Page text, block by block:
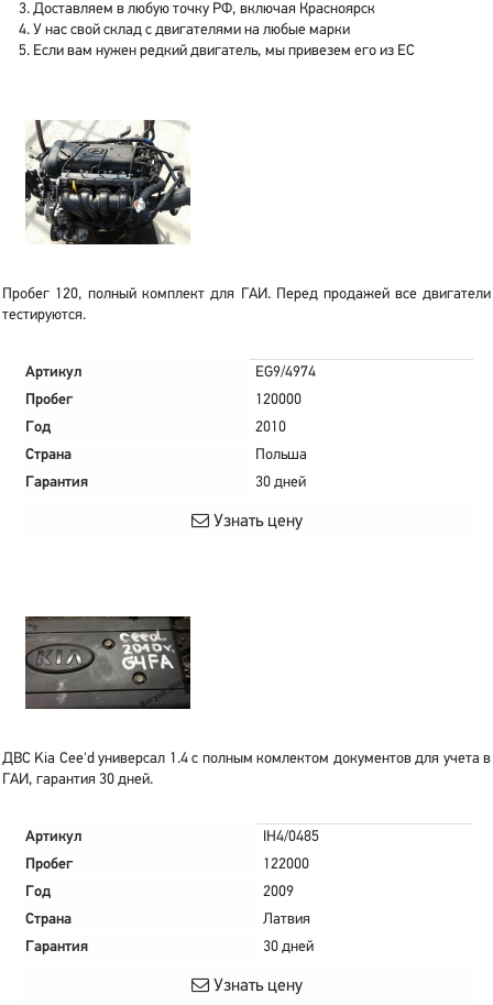
Доставляем в любую точку РФ, включая Красноярск
У нас свой склад с двигателями на любые марки
Если вам нужен редкий двигатель, мы привезем его из ЕС
Пробег 120, полный комплект для ГАИ. Перед продажей все двигатели
тестируются.
Артикул
EG9/4974
Пробег
120000
Год
2010
Страна
Польша
Гарантия
30 дней
Узнать цену
ДВС Kia Cee'd универсал 1.4 с полным комлектом документов для учета в
ГАИ, гарантия 30 дней.
Артикул
IH4/0485
Пробег
122000
Год
2009
Страна
Латвия
Гарантия
30 дней
Узнать цену